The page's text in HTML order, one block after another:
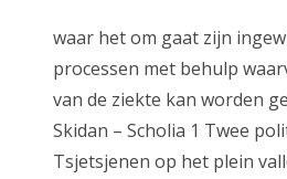
waar het om gaat zijn
processen met behulp
van de ziekte kan worden
Skidan – Scholia 1 Twee
Tsjetsjenen op het plein